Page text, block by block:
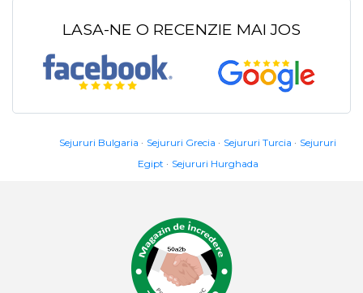
LASA-NE O RECENZIE MAI JOS
Sejururi Bulgaria Sejururi Grecia Sejururi Turcia
Sejururi
Egipt
Sejururi Hurghada